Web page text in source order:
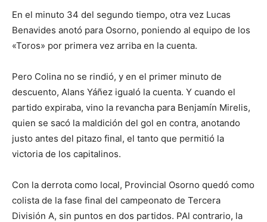
En el minuto 34 del segundo tiempo, otra vez Lucas
Benavides anotó para Osorno, poniendo al equipo de los
«Toros» por primera vez arriba en la cuenta.
Pero Colina no se rindió, y en el primer minuto de
descuento, Alans Yáñez igualó la cuenta. Y cuando el
partido expiraba, vino la revancha para Benjamín Mirelis,
quien se sacó la maldición del gol en contra, anotando
justo antes del pitazo final, el tanto que permitió la
victoria de los capitalinos.
Con la derrota como local, Provincial Osorno quedó como
colista de la fase final del campeonato de Tercera
División A, sin puntos en dos partidos. PAl contrario, la